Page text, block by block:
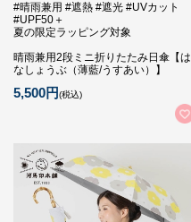
#晴雨兼用 #遮熱 #遮光 #UVカット
#UPF50＋
夏の限定ラッピング対象
晴雨兼用2段ミニ折りたたみ日傘【は
なしょうぶ（薄藍/うすあい）】
5,500円(税込)